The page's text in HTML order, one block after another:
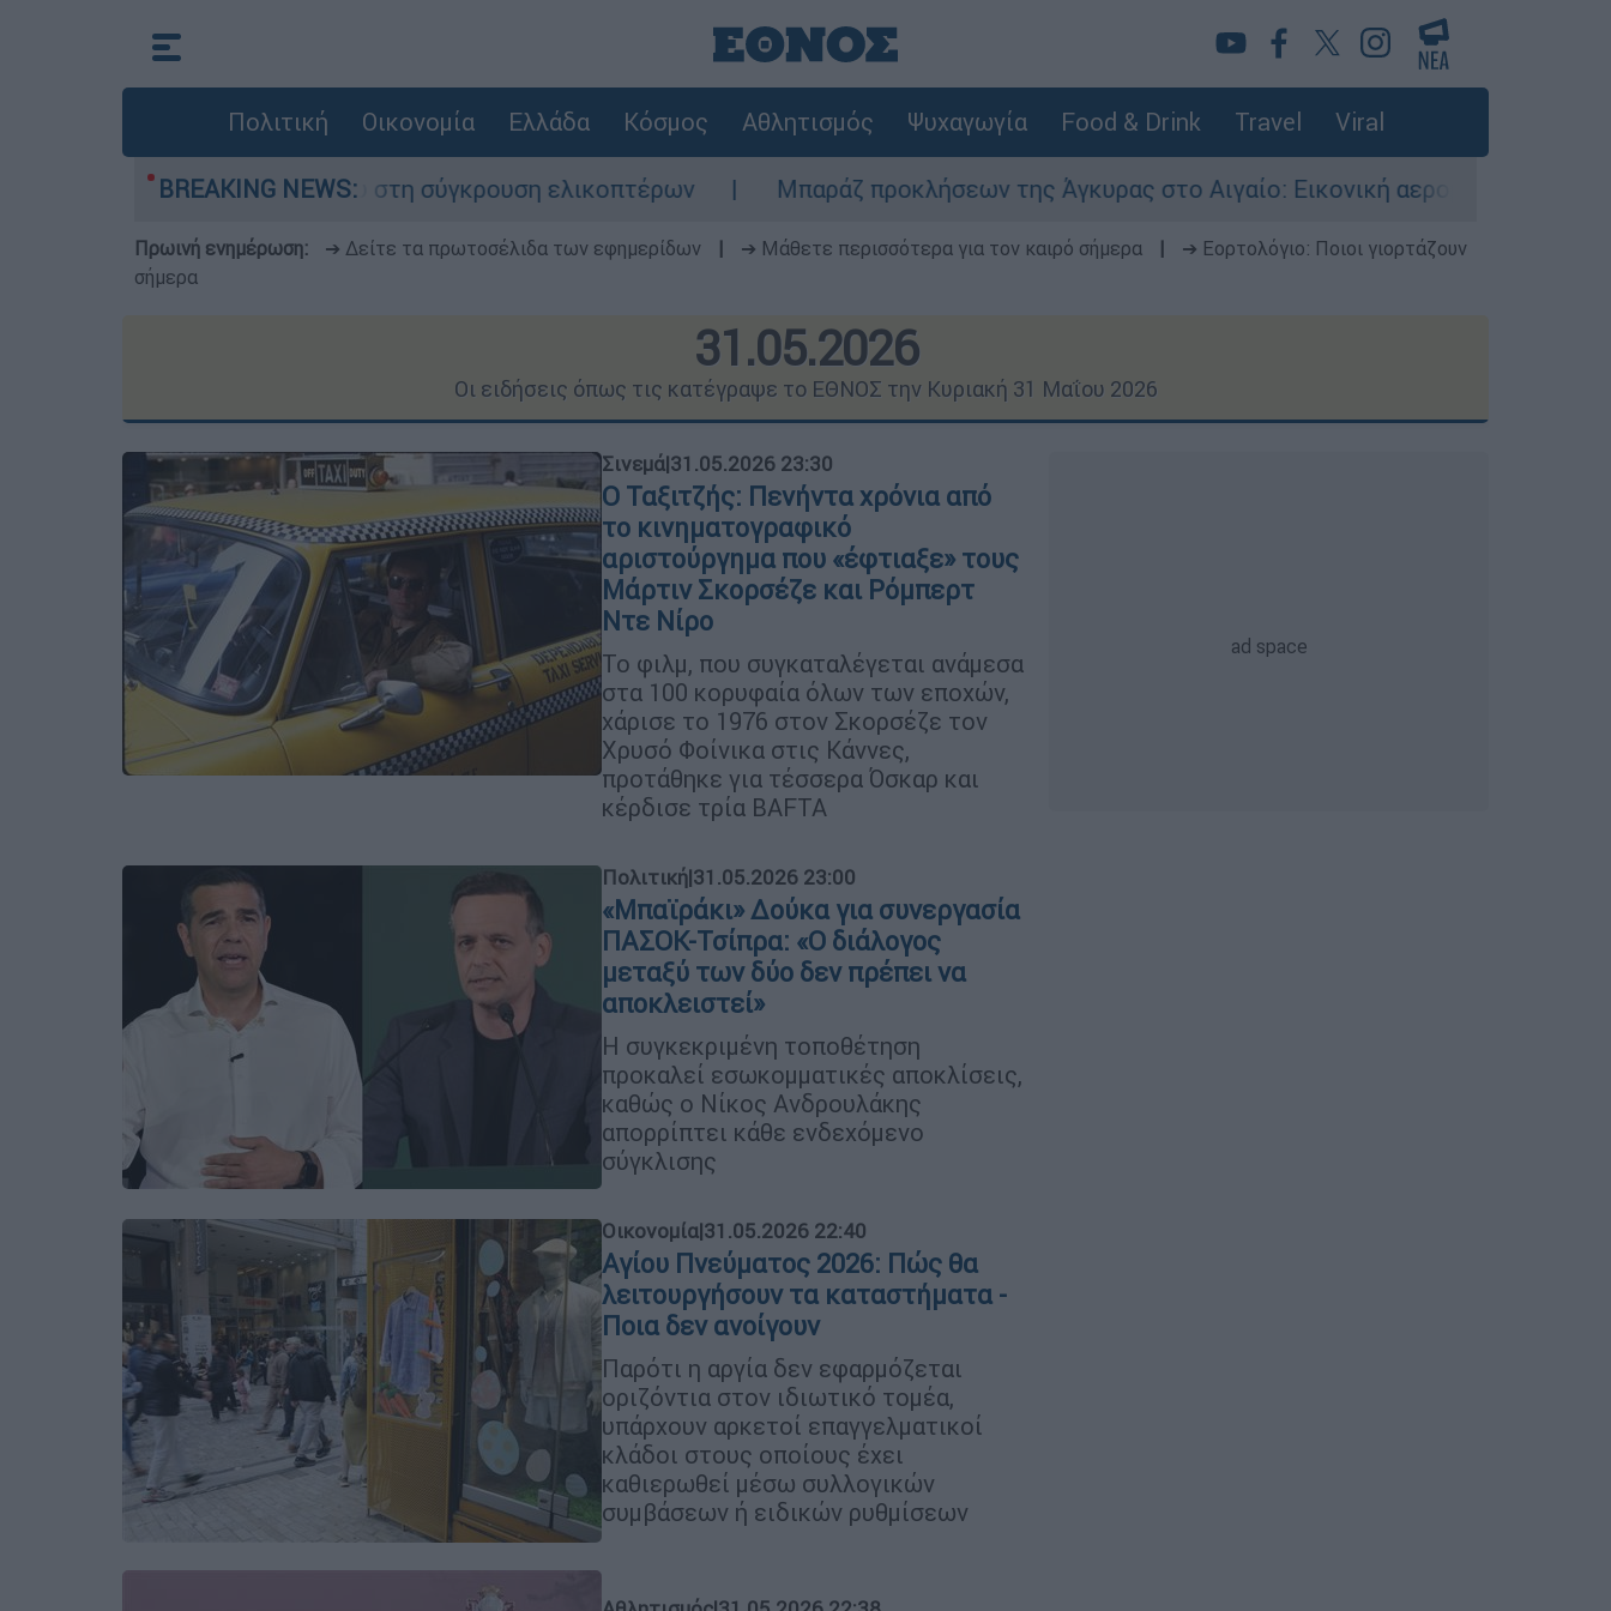
Πολιτική Οικονομία Ελλάδα Κόσμος Αθλητισμός Ψυχαγωγία Food & Drink Travel Viral
BREAKING NEWS:
τη ζωή του στη σύγκρουση ελικοπτέρων Μπαράζ προκλήσεων της Άγκυρας στο Αιγαίο: Εικονική αερομαχία ανάμεσα σε ελληνικά και
Πρωινή ενημέρωση: ➔ Δείτε τα πρωτοσέλιδα των εφημερίδων ➔ Μάθετε περισσότερα για τον καιρό σήμερα
➔ Εορτολόγιο: Ποιοι γιορτάζουν
σήμερα
31.05.2026
Οι ειδήσεις όπως τις κατέγραψε το ΕΘΝΟΣ την Κυριακή 31 Μαΐου 2026
Σινεμά|31.05.2026 23:30
Ο Ταξιτζής: Πενήντα χρόνια από
το κινηματογραφικό
αριστούργημα που «έφτιαξε» τους
Μάρτιν Σκορσέζε και Ρόμπερτ
Ντε Νίρο
Το φιλμ, που συγκαταλέγεται ανάμεσα
στα 100 κορυφαία όλων των εποχών,
χάρισε το 1976 στον Σκορσέζε τον
Χρυσό Φοίνικα στις Κάννες,
προτάθηκε για τέσσερα Όσκαρ και
κέρδισε τρία BAFTA
Πολιτική|31.05.2026 23:00
«Μπαϊράκι» Δούκα για συνεργασία
ΠΑΣΟΚ-Τσίπρα: «Ο διάλογος
μεταξύ των δύο δεν πρέπει να
αποκλειστεί»
Η συγκεκριμένη τοποθέτηση
προκαλεί εσωκομματικές αποκλίσεις,
καθώς ο Νίκος Ανδρουλάκης
απορρίπτει κάθε ενδεχόμενο
σύγκλισης
Οικονομία|31.05.2026 22:40
Αγίου Πνεύματος 2026: Πώς θα
λειτουργήσουν τα καταστήματα -
Ποια δεν ανοίγουν
Παρότι η αργία δεν εφαρμόζεται
οριζόντια στον ιδιωτικό τομέα,
υπάρχουν αρκετοί επαγγελματικοί
κλάδοι στους οποίους έχει
καθιερωθεί μέσω συλλογικών
συμβάσεων ή ειδικών ρυθμίσεων